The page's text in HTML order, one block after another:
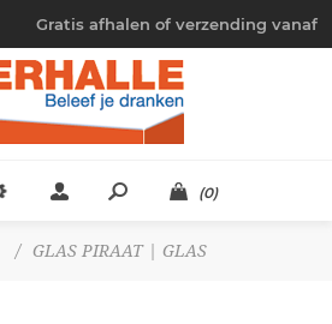
Gratis afhalen of verzending vanaf
€ 4,95
(0)
/ GLAS PIRAAT | GLAS